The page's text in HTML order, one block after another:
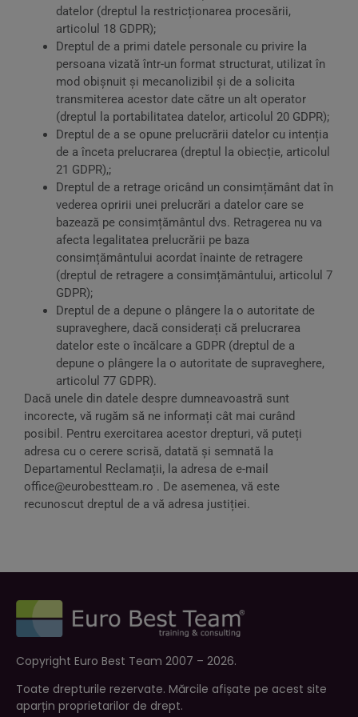
datelor (dreptul la restricționarea procesării,
articolul 18 GDPR);
Dreptul de a primi datele personale cu privire la
persoana vizată într-un format structurat, utilizat în
mod obișnuit și mecanolizibil și de a solicita
transmiterea acestor date către un alt operator
(dreptul la portabilitatea datelor, articolul 20 GDPR);
Dreptul de a se opune prelucrării datelor cu intenția
de a înceta prelucrarea (dreptul la obiecție, articolul
21 GDPR),;
Dreptul de a retrage oricând un consimțământ dat în
vederea opririi unei prelucrări a datelor care se
bazează pe consimțământul dvs. Retragerea nu va
afecta legalitatea prelucrării pe baza
consimțământului acordat înainte de retragere
(dreptul de retragere a consimțământului, articolul 7
GDPR);
Dreptul de a depune o plângere la o autoritate de
supraveghere, dacă considerați că prelucrarea
datelor este o încălcare a GDPR (dreptul de a
depune o plângere la o autoritate de supraveghere,
articolul 77 GDPR).
Dacă unele din datele despre dumneavoastră sunt
incorecte, vă rugăm să ne informați cât mai curând
posibil. Pentru exercitarea acestor drepturi, vă puteți
adresa cu o cerere scrisă, datată și semnată la
Departamentul Reclamații, la adresa de e-mail
office@eurobestteam.ro . De asemenea, vă este
recunoscut dreptul de a vă adresa justiției.
Copyright Euro Best Team 2007 – 2026.
Toate drepturile rezervate. Mărcile afișate pe acest site
aparțin proprietarilor de drept.